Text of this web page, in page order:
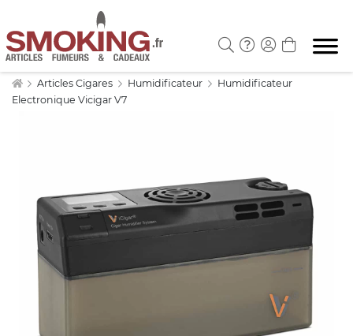
Articles Cigares Humidificateur
Humidificateur
Electronique Vicigar V7